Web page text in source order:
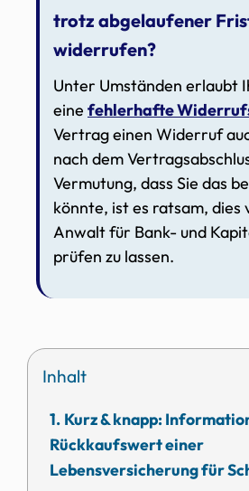
trotz abgelaufener
widerrufen?
Unter Umständen erlaubt
eine fehlerhafte
Vertrag einen Widerruf
nach dem
Vermutung, dass Sie das
könnte, ist es ratsam, dies
Anwalt für Bank- und
prüfen zu lassen.
Inhalt
Kurz & knapp:
Rückkaufswert einer
Lebensversicherung für